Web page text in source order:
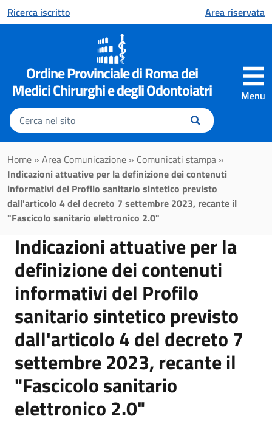
al contenuto principale
Ricerca iscritto Area riservata
Menu
Ordine Provinciale di Roma dei
Medici Chirurghi e degli Odontoiatri
Inserisci
il
testo
da
cercare
Home » Area Comunicazione » Comunicati stampa »
Indicazioni attuative per la definizione dei contenuti
informativi del Profilo sanitario sintetico previsto
dall'articolo 4 del decreto 7 settembre 2023, recante il
"Fascicolo sanitario elettronico 2.0"
Indicazioni attuative per la
definizione dei contenuti
informativi del Profilo
sanitario sintetico previsto
dall'articolo 4 del decreto 7
settembre 2023, recante il
"Fascicolo sanitario
elettronico 2.0"